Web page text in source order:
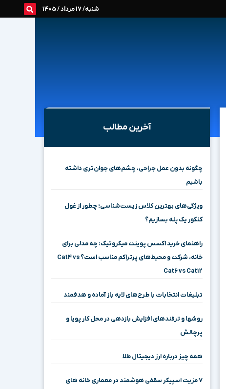
شنبه/ 17 مرداد / 1405
آخرین مطالب
چگونه بدون عمل جراحی، چشم‌های جوان‌تری داشته
باشیم
ویژگی‌های بهترین کلاس زیست‌شناسی؛ چطور از غول
کنکور یک پله بسازیم؟
راهنمای خرید اکسس پوینت میکروتیک: چه مدلی برای
خانه، شرکت و محیط‌های پرتراکم مناسب است؟ Cat4 vs
Cat6 vs Cat12
تبلیغات انتخابات با طرح‌های لایه باز آماده و هدفمند
روشها و ترفندهای افزایش بازدهی در محل کار پویا و
پرچالش
همه چیز درباره ارز دیجیتال طلا
۷ مزیت اسپیکر سقفی هوشمند در معماری خانه‌ های